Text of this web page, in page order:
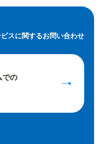
スに関するお問い合わせ
での